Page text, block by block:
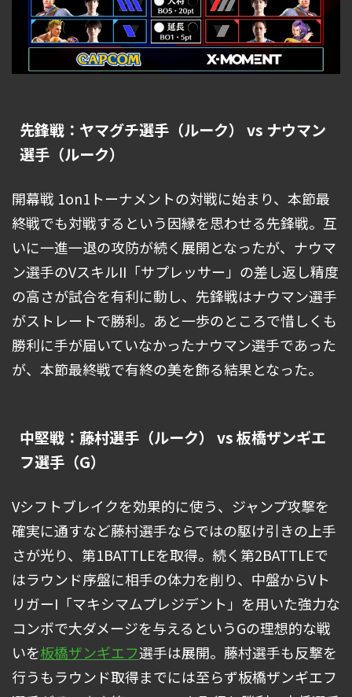
先鋒戦：ヤマグチ選手（ルーク） vs ナウマン
選手（ルーク）
開幕戦 1on1トーナメントの対戦に始まり、本節最
終戦でも対戦するという因縁を思わせる先鋒戦。互
いに一進一退の攻防が続く展開となったが、ナウマ
ン選手のVスキルII「サプレッサー」の差し返し精度
の高さが試合を有利に動し、先鋒戦はナウマン選手
がストレートで勝利。あと一歩のところで惜しくも
勝利に手が届いていなかったナウマン選手であった
が、本節最終戦で有終の美を飾る結果となった。
中堅戦：藤村選手（ルーク） vs 板橋ザンギエ
フ選手（G）
Vシフトブレイクを効果的に使う、ジャンプ攻撃を
確実に通すなど藤村選手ならではの駆け引きの上手
さが光り、第1BATTLEを取得。続く第2BATTLEで
はラウンド序盤に相手の体力を削り、中盤からVト
リガーI「マキシマムプレジデント」を用いた強力な
コンボで大ダメージを与えるというGの理想的な戦
いを板橋ザンギエフ選手は展開。藤村選手も反撃を
行うもラウンド取得までには至らず板橋ザンギエフ